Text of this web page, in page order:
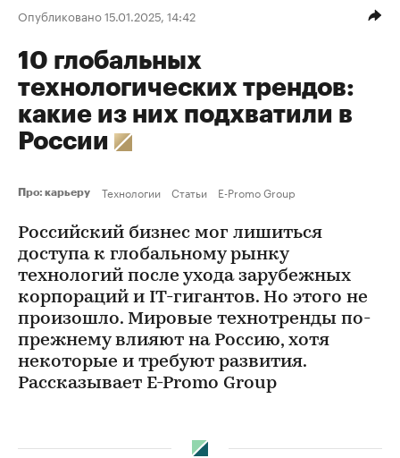
Опубликовано 15.01.2025, 14:42
10 глобальных
технологических трендов:
какие из них подхватили в
России
Про: карьеру Технологии Статьи E-Promo Group
Российский бизнес мог лишиться
доступа к глобальному рынку
технологий после ухода зарубежных
корпораций и IT-гигантов. Но этого не
произошло. Мировые технотренды по-
прежнему влияют на Россию, хотя
некоторые и требуют развития.
Рассказывает E-Promo Group